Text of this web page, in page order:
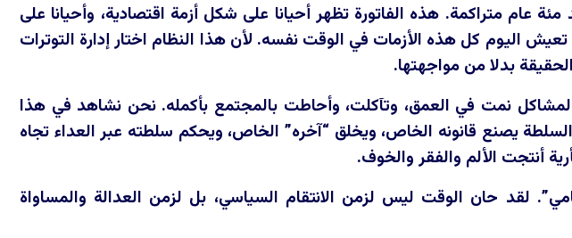
عام متراكمة. هذه الفاتورة تظهر أحيانا على شكل أزمة اقتصادية، وأحيانا على
اليوم كل هذه الأزمات في الوقت نفسه. لأن هذا النظام اختار إدارة التوترات
بدلا من مواجهتها.
نمت في العمق، وتآكلت، وأحاطت بالمجتمع بأكمله. نحن نشاهد في هذا
يصنع قانونه الخاص، ويخلق “آخره” الخاص، ويحكم سلطته عبر العداء تجاه
أنتجت الألم والفقر والخوف.
لقد حان الوقت ليس لزمن الانتقام السياسي، بل لزمن العدالة والمساواة